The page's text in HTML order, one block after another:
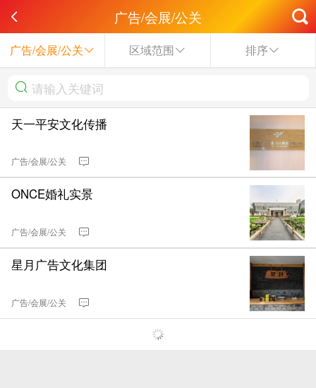
广告/会展/公关
广告/会展/公关 区域范围 排序
天一平安文化传播
广告/会展/公关
ONCE婚礼实景
广告/会展/公关
星月广告文化集团
广告/会展/公关